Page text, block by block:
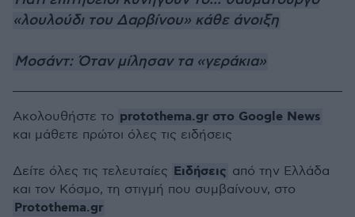
«λουλούδι του Δαρβίνου» κάθε άνοιξη
Μοσάντ: Όταν μίλησαν τα «γεράκια»
Ακολουθήστε το protothema.gr στο Google News
και μάθετε πρώτοι όλες τις ειδήσεις
Δείτε όλες τις τελευταίες Ειδήσεις από την Ελλάδα
και τον Κόσμο, τη στιγμή που συμβαίνουν, στο
Protothema.gr